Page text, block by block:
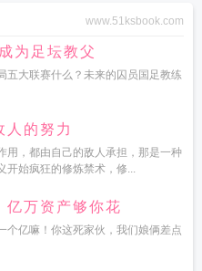
www.51ksbook.com
为足坛教父
五大联赛什么？未来的囚员国足教练
人的努力
用，都由自己的敌人承担，那是一种
开始疯狂的修炼禁术，修...
亿万资产够你花
个亿嘛！你这死家伙，我们娘俩差点